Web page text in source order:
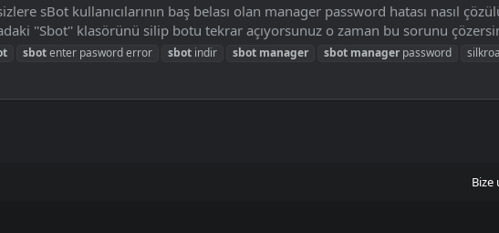
sBot kullanıcılarının baş belası olan manager password hatası nasıl
''Sbot'' klasörünü silip botu tekrar açıyorsunuz o zaman bu sorunu
sbotenter pasword error sbot indir sbot manager sbot manager password
Bize